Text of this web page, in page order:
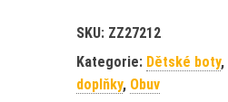
SKU: ZZ27212
Kategorie: Dětské boty,
doplňky, Obuv